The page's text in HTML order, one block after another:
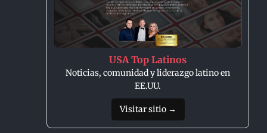
USA Top Latinos
Noticias, comunidad y liderazgo latino en
EE.UU.
Visitar sitio →